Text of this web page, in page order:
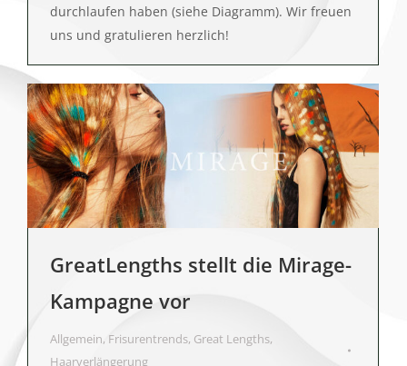
durchlaufen haben (siehe Diagramm). Wir freuen
uns und gratulieren herzlich!
GreatLengths stellt die Mirage-
Kampagne vor
Allgemein, Frisurentrends, Great Lengths,
Haarverlängerung